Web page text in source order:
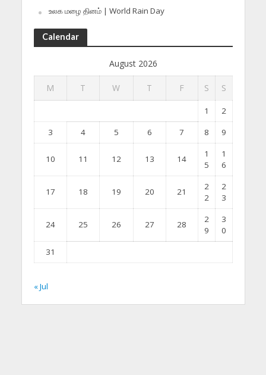
உலக மழை தினம் | World Rain Day
Calendar
August 2026
M T W T F S S
1
2
3
4 5 6 7 8 9
10 11 12 13 14
1
5
1
6
17 18 19 20 21
2
2
2
3
24 25 26 27 28
2
9
3
0
31
« Jul